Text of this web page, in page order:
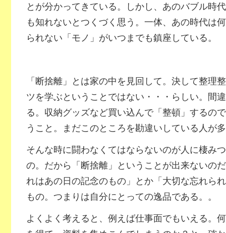
とが分かってきている。しかし、あのバブル時
も知れないとつくづく思う。一体、あの時代は
られない「モノ」がいつまでも鎮座している。
「断捨離」とは家の中を見回して。決して整理
ツを学ぶということではない・・・らしい。間
る。収納グッズなど買い込んで「整頓」するの
うこと。まだこのところを勘違いしている人が
そんな時に闘わなくてはならないのが人に棲み
の。だから「断捨離」ということが出来ないの
れはあの日の記念のもの」とか「大切な忘れら
もの。つまりは自分にとっての逸品である。。
よくよく考えると、例えば仕事面でもいえる。